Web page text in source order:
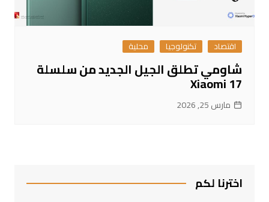
اقتصاد تكنولوجيا محلية
شاومي تطلق الجيل الجديد من سلسلة
Xiaomi 17
مارس 25, 2026
اخترنا لكم